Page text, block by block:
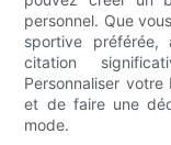
personnel. Que
sportive préférée,
citation
Personnaliser
et de faire une
mode.